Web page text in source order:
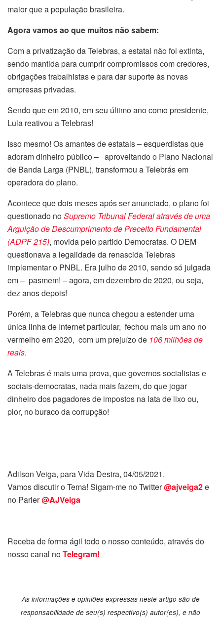
maior que a população brasileira.
Agora vamos ao que muitos não sabem:
Com a privatização da Telebras, a estatal não foi extinta,
sendo mantida para cumprir compromissos com credores,
obrigações trabalhistas e para dar suporte às novas
empresas privadas.
Sendo que em 2010, em seu último ano como presidente,
Lula reativou a Telebras!
Isso mesmo! Os amantes de estatais – esquerdistas que
adoram dinheiro público – aproveitando o Plano Nacional
de Banda Larga (PNBL), transformou a Telebrás em
operadora do plano.
Acontece que dois meses após ser anunciado, o plano foi
questionado noSupremo Tribunal Federal através de uma
Arguição de Descumprimento de Preceito Fundamental
(ADPF 215), movida pelo partido Democratas. O DEM
questionava a legalidade da renascida Telebras
implementar o PNBL. Era julho de 2010, sendo só julgada
em – pasmem! – agora, em dezembro de 2020, ou seja,
dez anos depois!
Porém, a Telebras que nunca chegou a estender uma
única linha de Internet particular, fechou mais um ano no
vermelho em 2020, com um prejuízo de 106 milhões de
reais.
A Telebras é mais uma prova, que governos socialistas e
sociais-democratas, nada mais fazem, do que jogar
dinheiro dos pagadores de impostos na lata de lixo ou,
pior, no buraco da corrupção!
Adilson Veiga, para Vida Destra, 04/05/2021.
Vamos discutir o Tema! Sigam-me no Twitter@ajveiga2e
no Parler@AJVeiga
Receba de forma ágil todo o nosso conteúdo, através do
nosso canal noTelegram!
As informações e opiniões expressas neste artigo são de
responsabilidade de seu(s) respectivo(s) autor(es), e não